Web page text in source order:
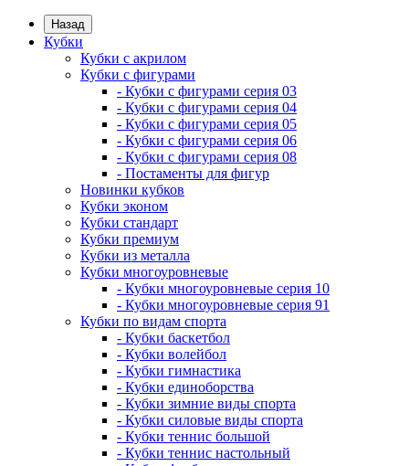
Назад
Кубки
Кубки с акрилом
Кубки с фигурами
- Кубки с фигурами серия 03
- Кубки с фигурами серия 04
- Кубки с фигурами серия 05
- Кубки с фигурами серия 06
- Кубки с фигурами серия 08
- Постаменты для фигур
Новинки кубков
Кубки эконом
Кубки стандарт
Кубки премиум
Кубки из металла
Кубки многоуровневые
- Кубки многоуровневые серия 10
- Кубки многоуровневые серия 91
Кубки по видам спорта
- Кубки баскетбол
- Кубки волейбол
- Кубки гимнастика
- Кубки единоборства
- Кубки зимние виды спорта
- Кубки силовые виды спорта
- Кубки теннис большой
- Кубки теннис настольный